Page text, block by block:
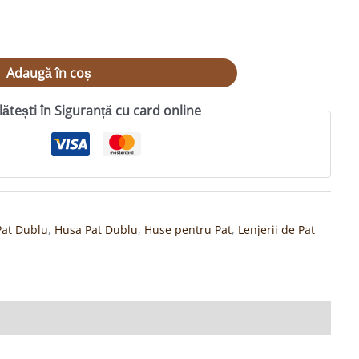
Adaugă în coș
în Siguranță cu card online
Dublu, Husa Pat Dublu, Huse pentru Pat, Lenjerii de Pat